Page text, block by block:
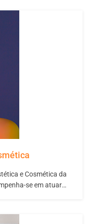
atuar na
e Cosmética da
se em atuar
regional.